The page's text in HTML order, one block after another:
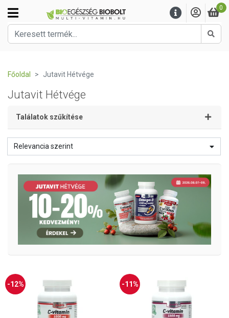
0
Főoldal Jutavit Hétvége
Jutavit Hétvége
Találatok szűkítése
Relevancia szerint
-12% -11%